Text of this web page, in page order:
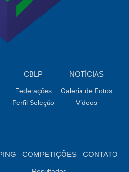
CBLP
Federações
Perfil Seleção
NOTÍCIAS
Galeria de Fotos
Vídeos
COMPETIÇÕES CONTATO